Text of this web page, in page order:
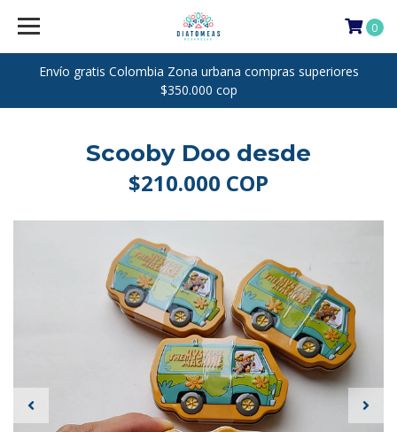
Envío gratis Colombia Zona urbana compras superiores
$350.000 cop
0
Scooby Doo desde
$210.000 COP